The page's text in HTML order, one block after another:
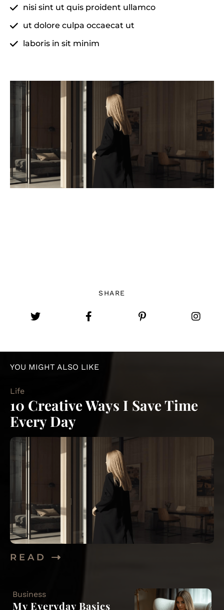
nisi sint ut quis proident ullamco
ut dolore culpa occaecat ut
laboris in sit minim
SHARE
YOU MIGHT ALSO LIKE
Life
10 Creative Ways I Save Time
Every Day
R E A D
Business
My Everyday Basics